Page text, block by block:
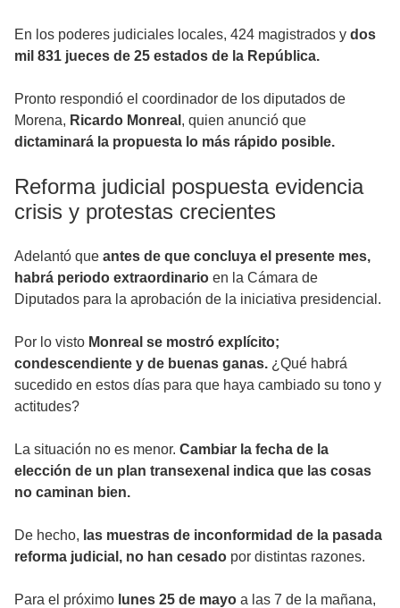
En los poderes judiciales locales, 424 magistrados y dos
mil 831 jueces de 25 estados de la República.
Pronto respondió el coordinador de los diputados de
Morena, Ricardo Monreal , quien anunció que
dictaminará la propuesta lo más rápido posible.
Reforma judicial pospuesta evidencia
crisis y protestas crecientes
Adelantó que antes de que concluya el presente mes,
habrá periodo extraordinario en la Cámara de
Diputados para la aprobación de la iniciativa presidencial.
Por lo visto Monreal se mostró explícito;
condescendiente y de buenas ganas. ¿Qué habrá
sucedido en estos días para que haya cambiado su tono y
actitudes?
La situación no es menor. Cambiar la fecha de la
elección de un plan transexenal indica que las cosas
no caminan bien.
De hecho, las muestras de inconformidad de la pasada
reforma judicial, no han cesado por distintas razones.
Para el próximo lunes 25 de mayo a las 7 de la mañana,